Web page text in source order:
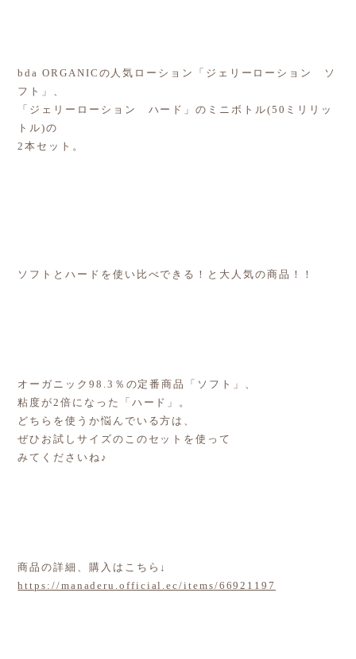
bda ORGANICの人気ローション「ジェリーローション ソ
フト」、
「ジェリーローション ハード」のミニボトル(50ミリリッ
トル)の
2本セット。
ソフトとハードを使い比べできる！と大人気の商品！！
オーガニック98.3％の定番商品「ソフト」、
粘度が2倍になった「ハード」。
どちらを使うか悩んでいる方は、
ぜひお試しサイズのこのセットを使って
みてくださいね♪
商品の詳細、購入はこちら↓
https://manaderu.official.ec/items/66921197